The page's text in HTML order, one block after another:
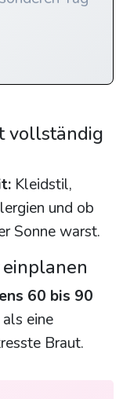
vollständig
Kleidstil,
und ob
Sonne warst.
60 bis 90
eine
Braut.